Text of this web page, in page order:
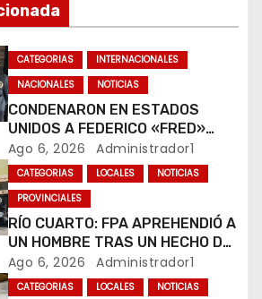
CATEGORIAS
INTERNACIONALES
NACIONALES
NOTICIAS
CONDENARON EN ESTADOS
UNIDOS A FEDERICO «FRED»
MACHADO POR LAVADO DE
DINERO Y FRAUDE
Ago 6, 2026 Administrador1
CATEGORIAS LOCALES
NOTICIAS
PROVINCIALES
RÍO CUARTO: FPA APREHENDIÓ A
UN HOMBRE TRAS UN HECHO DE
HURTO EN UNA VETERINARIA
Ago 6, 2026 Administrador1
CATEGORIAS LOCALES NOTICIAS